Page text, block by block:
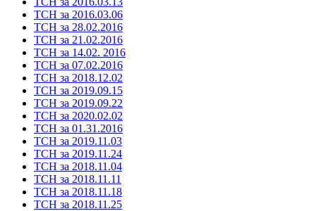
ТСН за 2016.03.06
ТСН за 28.02.2016
ТСН за 21.02.2016
ТСН за 14.02. 2016
ТСН за 07.02.2016
ТСН за 2018.12.02
ТСН за 2019.09.15
ТСН за 2019.09.22
ТСН за 2020.02.02
ТСН за 01.31.2016
ТСН за 2019.11.03
ТСН за 2019.11.24
ТСН за 2018.11.04
ТСН за 2018.11.11
ТСН за 2018.11.18
ТСН за 2018.11.25